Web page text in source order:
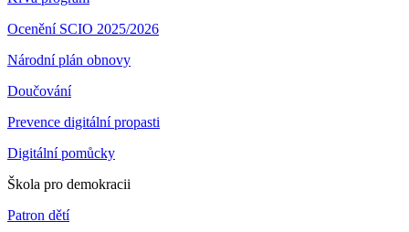
Ocenění SCIO 2025/2026
Národní plán obnovy
Doučování
Prevence digitální propasti
Digitální pomůcky
Škola pro demokracii
Patron dětí